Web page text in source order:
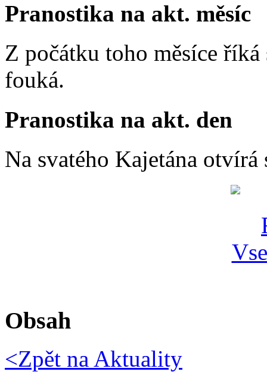
Pranostika na akt. měsíc
Z počátku toho měsíce
fouká.
Pranostika na akt. den
Na svatého Kajetána otvírá
Obsah
<Zpět na Aktuality